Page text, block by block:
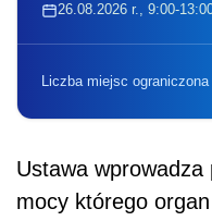
26.08.2026 r., 9:00-
Liczba miejsc ograniczona
Ustawa
mocy którego